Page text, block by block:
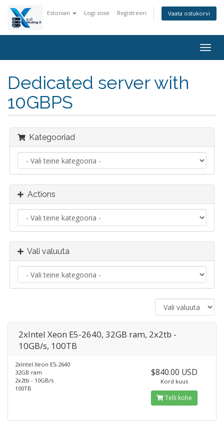
Estonian Logi sisse Registreeri Vaata ostukorvi
Dedicated server with
10GBPS
Kategooriad
Actions
Vali valuuta
2xIntel Xeon E5-2640, 32GB ram, 2x2tb -
10GB/s, 100TB
2xIntel Xeon E5-2640
32GB ram
2x2tb - 10GB/s
100TB
$840.00 USD
Kord kuus
Telli kohe